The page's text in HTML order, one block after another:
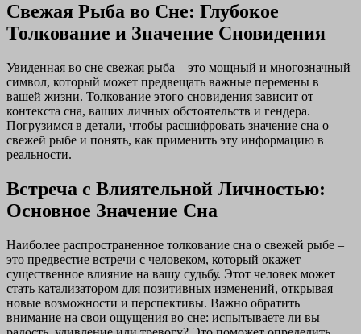
Свежая Рыба во Сне: Глубокое
Толкование и Значение Сновидения
Увиденная во сне свежая рыба – это мощный и многозначный
символ, который может предвещать важные перемены в
вашей жизни. Толкование этого сновидения зависит от
контекста сна, ваших личных обстоятельств и гендера.
Погрузимся в детали, чтобы расшифровать значение сна о
свежей рыбе и понять, как применить эту информацию в
реальности.
Встреча с Влиятельной Личностью:
Основное Значение Сна
Наиболее распространенное толкование сна о свежей рыбе –
это предвестие встречи с человеком, который окажет
существенное влияние на вашу судьбу. Этот человек может
стать катализатором для позитивных изменений, открывая
новые возможности и перспективы. Важно обратить
внимание на свои ощущения во сне: испытываете ли вы